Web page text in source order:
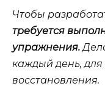
Чтобы
требуется
упражнения.
каждый день,
восстановления.